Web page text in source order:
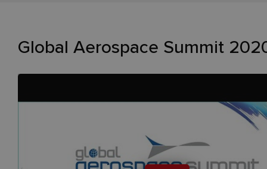
Global Aerospace Summit